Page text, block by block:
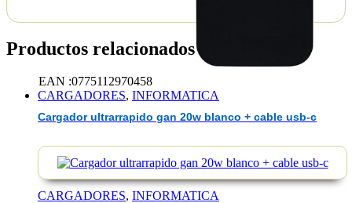
EAN :0775112970458
Productos relacionados
CARGADORES, INFORMATICA
Cargador ultrarrapido gan 20w blanco + cable usb-c
CARGADORES, INFORMATICA